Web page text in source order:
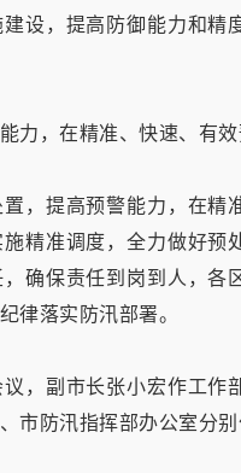
设，提高防御能力和
力，在精准、快速、有
，提高预警能力，在
精准调度，全力做好
确保责任到岗到人，
律落实防汛部署。
，副市长张小宏作工
市防汛指挥部办公室分